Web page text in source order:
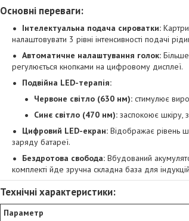
Основні переваги:
Інтелектуальна подача сироватки:
налаштовувати 3 рівні інтенсивності подачі
Автоматичне налаштування голок:
регулюється кнопками на цифровому дисплеї.
Подвійна LED-терапія:
Червоне світло (630 нм): стимулює
Синє світло (470 нм): заспокоює шкіру,
Цифровий LED-екран: Відображає рівень
заряду батареї.
Бездротова свобода: Вбудований
комплекті йде зручна складна база для
Технічні характеристики:
Параметр